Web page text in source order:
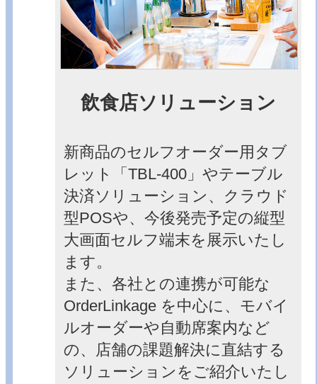
飲食店ソリューション
新商品のセルフオーダー用タブ
レット「TBL-400」やテーブル
決済ソリューション、クラウド
型POSや、今後発売予定の縦型
大画面セルフ端末を展示いたし
ます。
また、各社との連携が可能な
OrderLinkage を中心に、モバイ
ルオーダーや自動席案内など
の、店舗の課題解決に直結する
ソリューションをご紹介いたし